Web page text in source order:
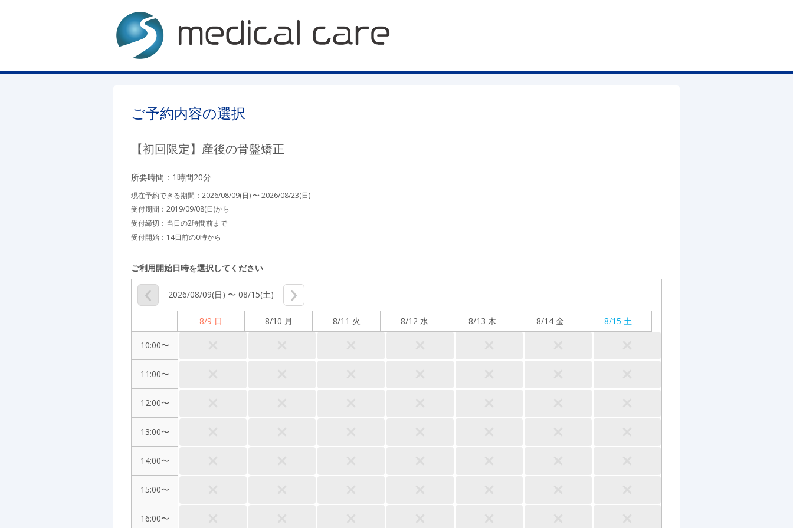
ご予約内容の選択
【初回限定】産後の骨盤矯正
所要時間：1時間20分
現在予約できる期間： 2026/08/09(日) 〜2026/08/23(日)
受付期間：2019/09/08(日)から
受付締切： 当日の2時間前まで
受付開始： 14日前の0時から
ご利用開始日時を選択してください
2026/08/09(日) 〜 08/15(土)
8/9 日 8/10 月 8/11 火 8/12 水 8/13 木 8/14 金 8/15 土
10:00〜
11:00〜
12:00〜
13:00〜
14:00〜
15:00〜
16:00〜